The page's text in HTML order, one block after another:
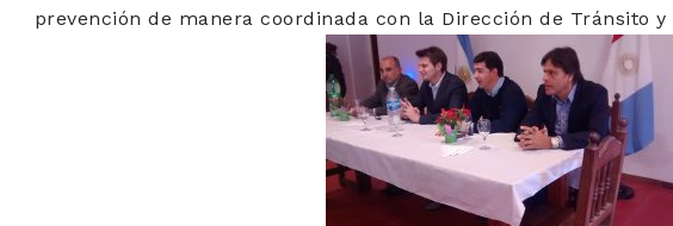
prevención de manera coordinada con la Dirección de Tránsito